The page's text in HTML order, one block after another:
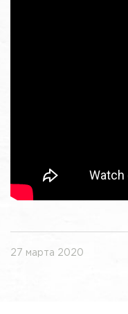
27 марта 2020